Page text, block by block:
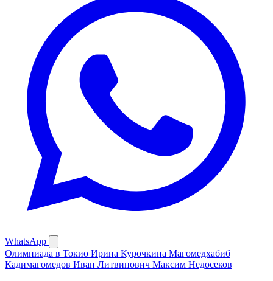
WhatsApp
Олимпиада в Токио Ирина Курочкина Магомедхабиб
Кадимагомедов Иван Литвинович Максим Недосеков